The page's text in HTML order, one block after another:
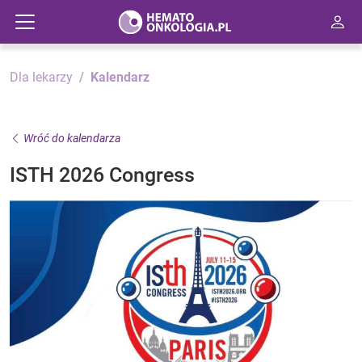
Dla lekarzy Kalendarz
Wróć do kalendarza
ISTH 2026 Congress